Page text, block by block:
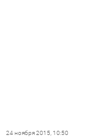
24 ноября 2015, 10:50